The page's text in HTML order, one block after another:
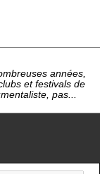
années,
et festivals de
pas...